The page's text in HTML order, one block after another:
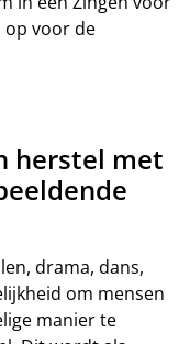
op voor de
herstel met
drama, dans,
om mensen
manier te